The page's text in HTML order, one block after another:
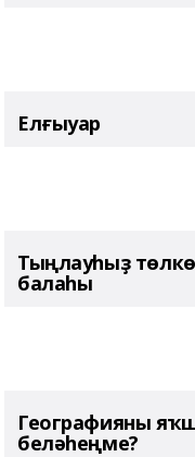
Елғыуар
Тыңлауһыҙ төлкө
балаһы
Географияны
беләһеңме?